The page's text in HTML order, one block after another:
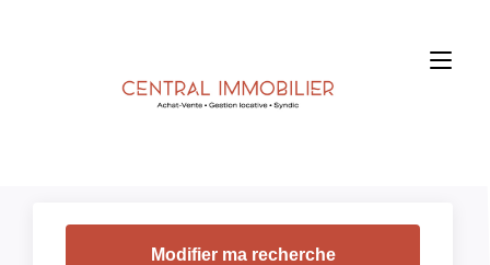
Modifier ma recherche